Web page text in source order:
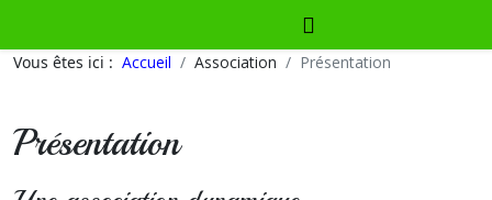
Vous êtes ici : Accueil Association Présentation
Présentation